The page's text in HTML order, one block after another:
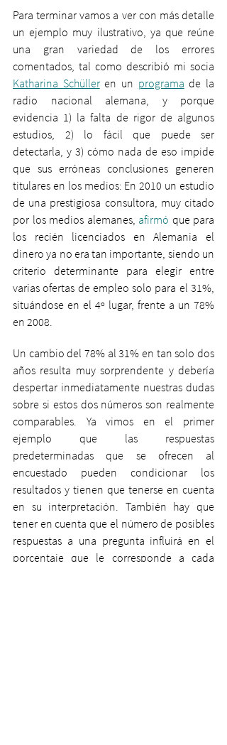
Para terminar vamos a ver con más detalle
un ejemplo muy ilustrativo, ya que reúne
una gran variedad de los errores
Katharina Schüller en un programa de la
radio nacional alemana, y porque
evidencia 1) la falta de rigor de algunos
estudios, 2) lo fácil que puede ser
detectarla, y 3) cómo nada de eso impide
que sus erróneas conclusiones generen
titulares en los medios: En 2010 un estudio
de una prestigiosa consultora, muy citado
por los medios alemanes, afirmó que para
los recién licenciados en Alemania el
dinero ya no era tan importante, siendo un
criterio determinante para elegir entre
varias ofertas de empleo solo para el 31%,
situándose en el 4º lugar, frente a un 78%
en 2008.
Un cambio del 78% al 31% en tan solo dos
años resulta muy sorprendente y debería
despertar inmediatamente nuestras dudas
sobre si estos dos números son realmente
comparables. Ya vimos en el primer
ejemplo que las respuestas
predeterminadas que se ofrecen al
encuestado pueden condicionar los
resultados y tienen que tenerse en cuenta
en su interpretación. También hay que
tener en cuenta que el número de posibles
respuestas a una pregunta influirá en el
porcentaje que le corresponde a cada